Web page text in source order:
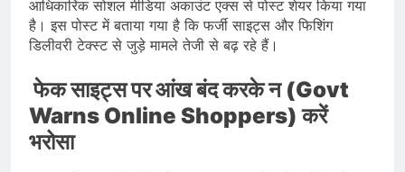
आधिकारिक सोशल मीडिया अकाउंट एक्स से पोस्ट शेयर किया गया
है। इस पोस्ट में बताया गया है कि फर्जी साइट्स और फिशिंग
डिलीवरी टेक्स्ट से जुड़े मामले तेजी से बढ़ रहे हैं।
फेक साइट्स पर आंख बंद करके न (Govt
Warns Online Shoppers) करें
भरोसा